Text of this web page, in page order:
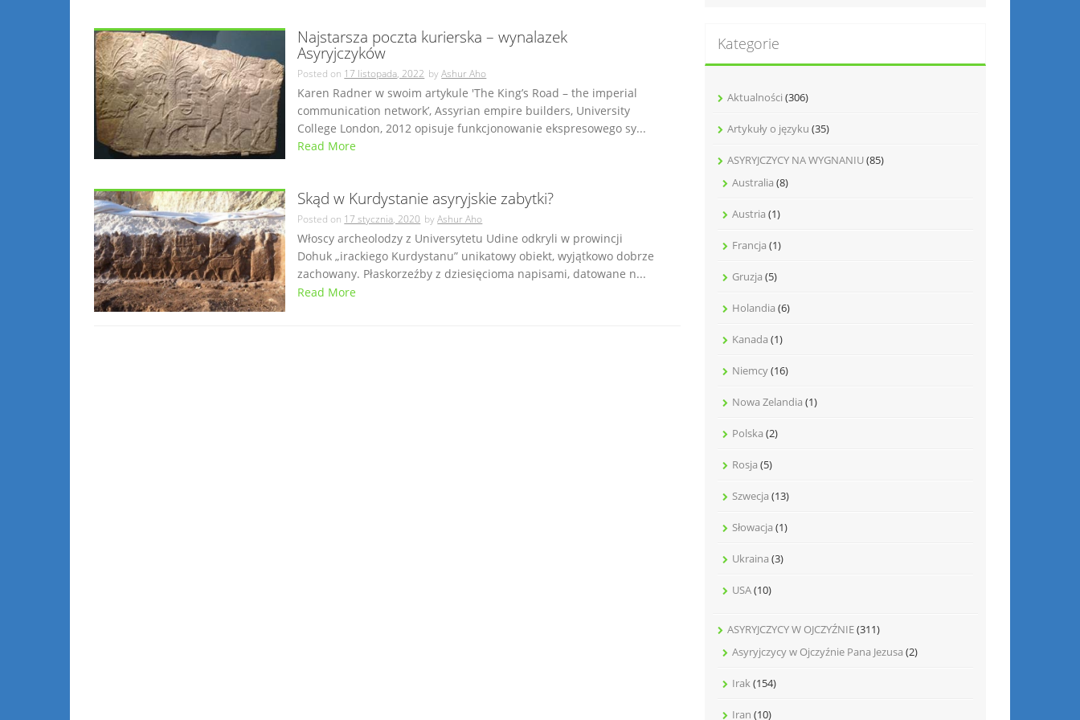
Najstarsza poczta kurierska – wynalazek
Asyryjczyków
Posted on 17 listopada, 2022 byAshur Aho
Karen Radner w swoim artykule 'The King’s Road – the imperial
communication network’, Assyrian empire builders, University
College London, 2012 opisuje funkcjonowanie ekspresowego sy...
Read More
Skąd w Kurdystanie asyryjskie zabytki?
Posted on 17 stycznia, 2020 byAshur Aho
Włoscy archeolodzy z Universytetu Udine odkryli w prowincji
Dohuk „irackiego Kurdystanu” unikatowy obiekt, wyjątkowo dobrze
zachowany. Płaskorzeźby z dziesięcioma napisami, datowane n...
Read More
Kategorie
Aktualności (306)
Artykuły o języku (35)
ASYRYJCZYCY NA WYGNANIU(85)
Australia (8)
Austria (1)
Francja (1)
Gruzja (5)
Holandia (6)
Kanada (1)
Niemcy(16)
Nowa Zelandia (1)
Polska (2)
Rosja (5)
Szwecja (13)
Słowacja (1)
Ukraina (3)
USA(10)
ASYRYJCZYCY W OJCZYŹNIE(311)
Asyryjczycy w Ojczyźnie Pana Jezusa (2)
Irak(154)
Iran (10)